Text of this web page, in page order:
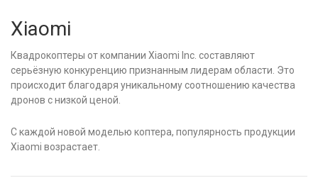
Xiaomi
Квадрокоптеры от компании Xiaomi Inc. составляют
серьёзную конкуренцию признанным лидерам области. Это
происходит благодаря уникальному соотношению качества
дронов с низкой ценой.
С каждой новой моделью коптера, популярность продукции
Xiaomi возрастает.